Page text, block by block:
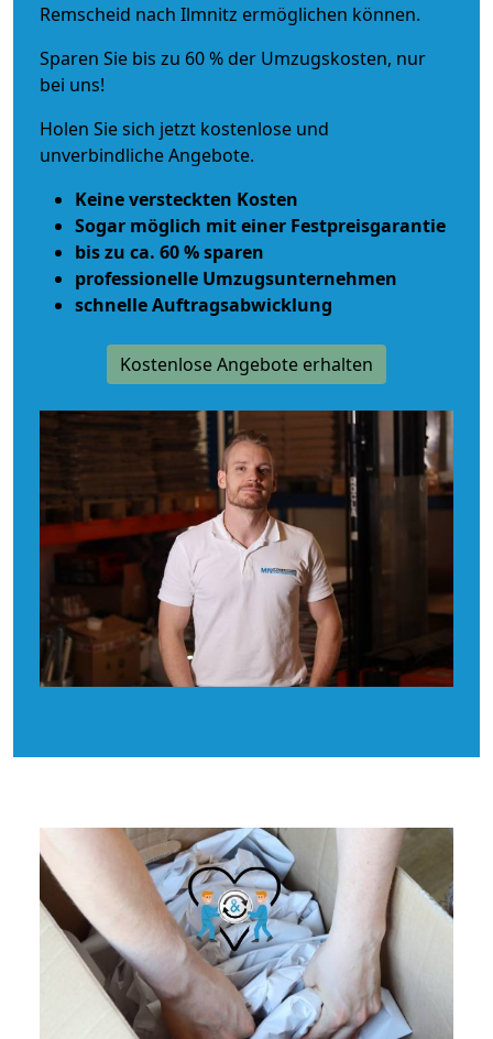
Remscheid nach Ilmnitz ermöglichen können.
Sparen Sie bis zu 60 % der Umzugskosten, nur
bei uns!
Holen Sie sich jetzt kostenlose und
unverbindliche Angebote.
Keine versteckten Kosten
Sogar möglich mit einer Festpreisgarantie
bis zu ca. 60 % sparen
professionelle Umzugsunternehmen
schnelle Auftragsabwicklung
Kostenlose Angebote erhalten